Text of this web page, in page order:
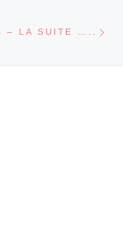
– LA SUITE …..